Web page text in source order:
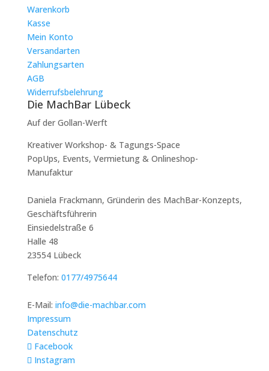
Nähkurs
Kinder
Menge
Warenkorb
Kasse
Mein Konto
Versandarten
Zahlungsarten
AGB
Widerrufsbelehrung
Die MachBar Lübeck
Auf der Gollan-Werft
Kreativer Workshop- & Tagungs-Space
PopUps, Events, Vermietung & Onlineshop-
Manufaktur
Daniela Frackmann, Gründerin des MachBar-Konzepts,
Geschäftsführerin
Einsiedelstraße 6
Halle 48
23554 Lübeck
Telefon: 0177/4975644
E-Mail: info@die-machbar.com
Impressum
Datenschutz
Facebook
Instagram